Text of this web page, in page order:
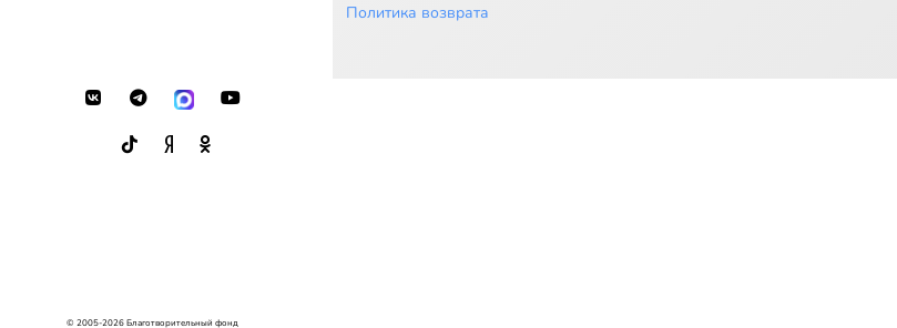
© 2005-2026 Благотворительный фонд
Политика возврата